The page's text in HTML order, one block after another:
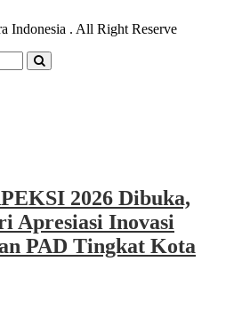
Indonesia . All Right Reserve
2026 Dibuka,
Apresiasi Inovasi
PAD Tingkat Kota